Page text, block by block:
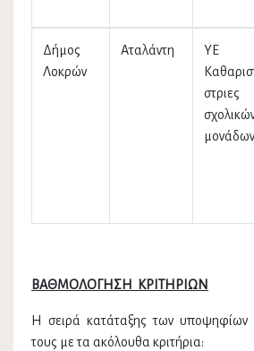
Δήμος
Λοκρών
Αταλάντη
ΥΕ
στριες
μονάδων
ΒΑΘΜΟΛΟΓΗΣΗ ΚΡΙΤΗΡΙΩΝ
Η σειρά κατάταξης των υποψηφίων
τους με τα ακόλουθα κριτήρια: